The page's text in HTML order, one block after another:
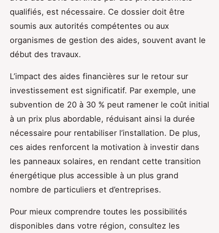
qualifiés, est nécessaire. Ce dossier doit être
soumis aux autorités compétentes ou aux
organismes de gestion des aides, souvent avant le
début des travaux.
L’impact des aides financières sur le retour sur
investissement est significatif. Par exemple, une
subvention de 20 à 30 % peut ramener le coût initial
à un prix plus abordable, réduisant ainsi la durée
nécessaire pour rentabiliser l’installation. De plus,
ces aides renforcent la motivation à investir dans
les panneaux solaires, en rendant cette transition
énergétique plus accessible à un plus grand
nombre de particuliers et d’entreprises.
Pour mieux comprendre toutes les possibilités
disponibles dans votre région, consultez les